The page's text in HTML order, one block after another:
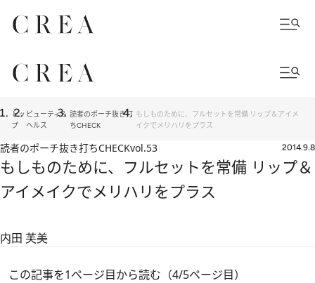
トッ
プ
ビューティ＆
ヘルス
読者のポーチ抜き打
ちCHECK
もしものために、フルセットを常備 リップ＆アイメ
イクでメリハリをプラス
読者のポーチ抜き打ちCHECKvol.53 2014.9.8
もしものために、フルセットを常備 リップ＆
アイメイクでメリハリをプラス
内田 芙美
この記事を1ページ目から読む（4/5ページ目）